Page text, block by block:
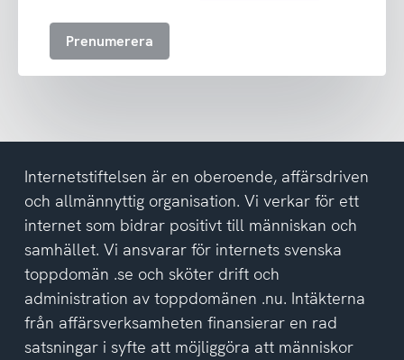
att
del
av
integritetspolicyn
Prenumerera
Internetstiftelsen är en oberoende, affärsdriven
och allmännyttig organisation. Vi verkar för ett
internet som bidrar positivt till människan och
samhället. Vi ansvarar för internets svenska
toppdomän .se och sköter drift och
administration av toppdomänen .nu. Intäkterna
från affärsverksamheten finansierar en rad
satsningar i syfte att möjliggöra att människor